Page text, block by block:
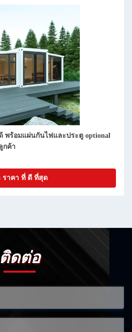
ที่สามารถขยายได้พร้อมห้อง
ราคา ที่ ดี ที่สุด
ติดต่อ